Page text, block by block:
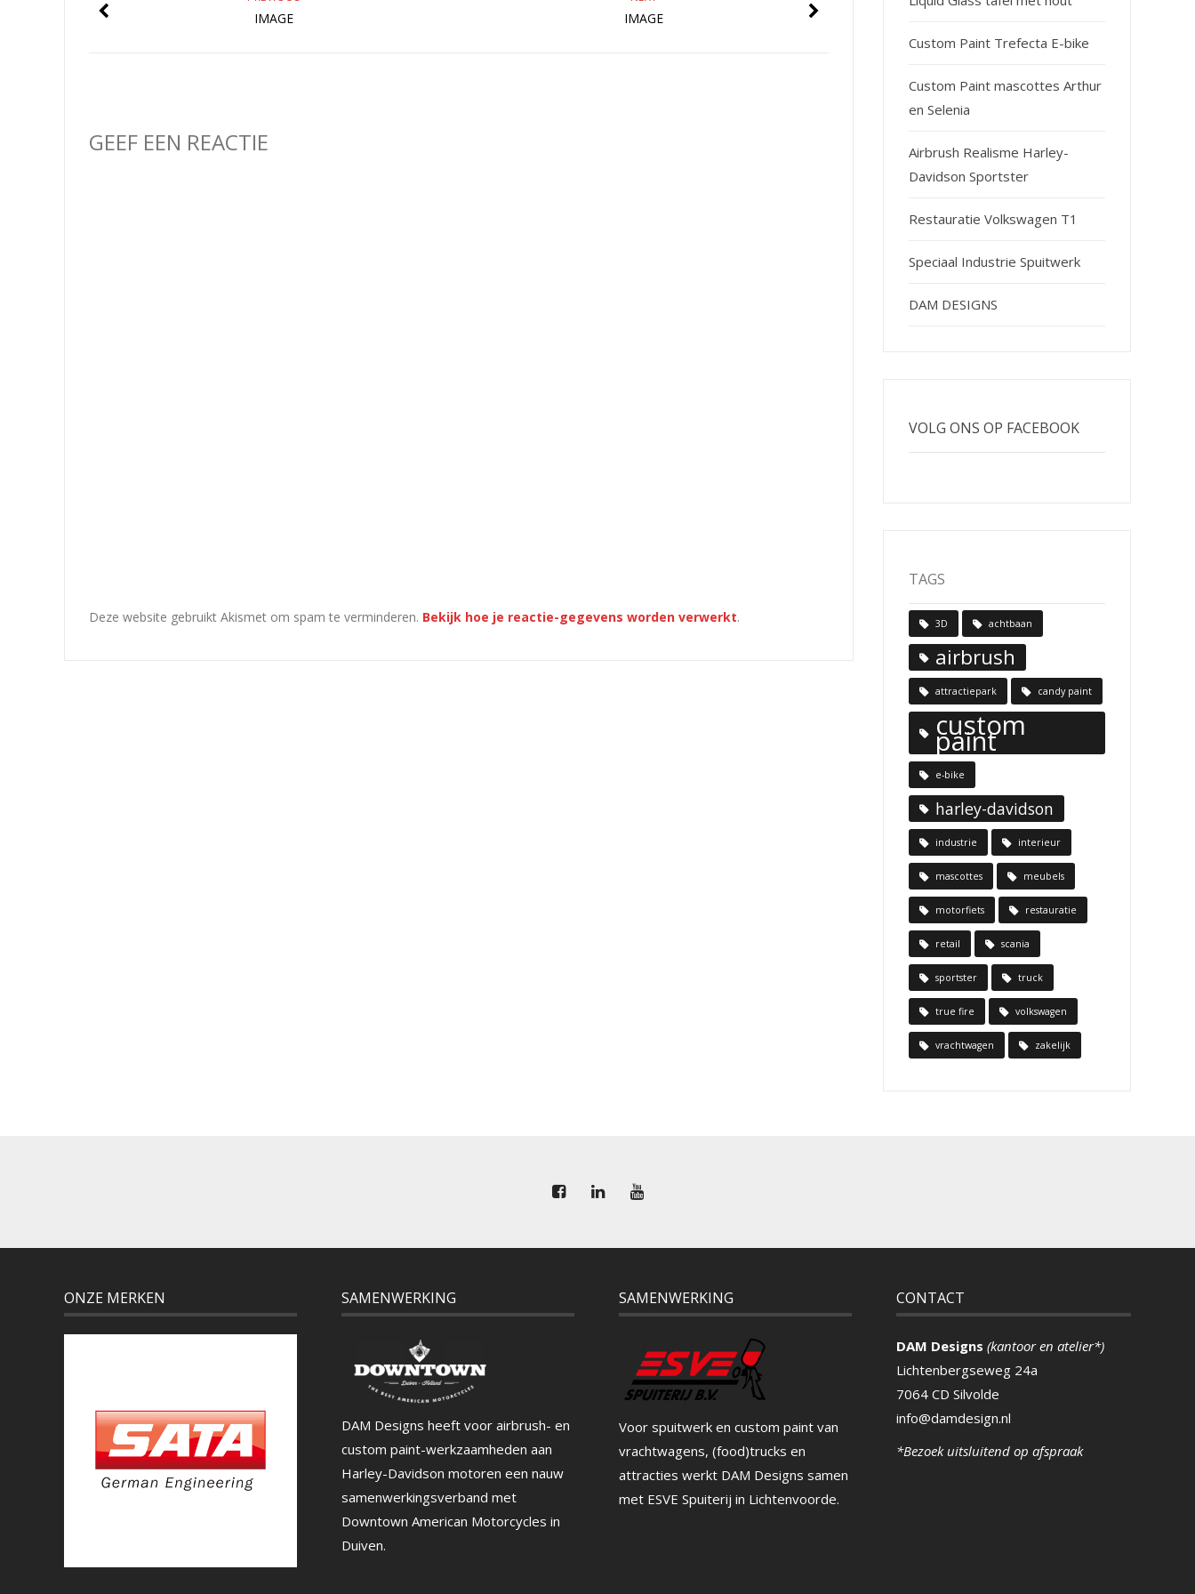
IMAGE
IMAGE
GEEF EEN REACTIE
Deze website gebruikt Akismet om spam te verminderen. Bekijk hoe je reactie-gegevens worden verwerkt.
Custom Paint Trefecta E-bike
Custom Paint mascottes Arthur
en Selenia
Airbrush Realisme Harley-
Davidson Sportster
Restauratie Volkswagen T1
Speciaal Industrie Spuitwerk
DAM DESIGNS
VOLG ONS OP FACEBOOK
TAGS
3D achtbaan
airbrush
attractiepark candy paint
custom
paint
e-bike
harley-davidson
industrie interieur
mascottes meubels
motorfiets restauratie
retail scania
sportster truck
true fire volkswagen
vrachtwagen zakelijk
ONZE MERKEN SAMENWERKING
DAM Designs heeft voor airbrush- en
custom paint-werkzaamheden aan
Harley-Davidson motoren een nauw
samenwerkingsverband met
Downtown American Motorcycles in
Duiven.
SAMENWERKING
Voor spuitwerk en custom paint van
vrachtwagens, (food)trucks en
attracties werkt DAM Designs samen
met ESVE Spuiterij in Lichtenvoorde.
CONTACT
DAM Designs (kantoor en atelier*)
Lichtenbergseweg 24a
7064 CD Silvolde
info@damdesign.nl
*Bezoek uitsluitend op afspraak